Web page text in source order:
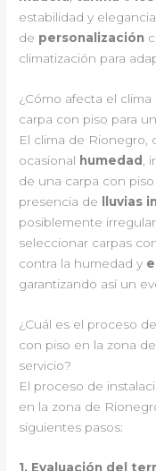
estabilidad y
de personalización
climatización para
¿Cómo afecta el
carpa con piso para
El clima de Rionegro,
ocasional humedad
,
de una carpa con
presencia de
lluvias
posiblemente
seleccionar carpas
contra la humedad y
garantizando así un
¿Cuál es el proceso
con piso en la zona
servicio?
El proceso de
en la zona de
siguientes pasos:
1. Evaluación del